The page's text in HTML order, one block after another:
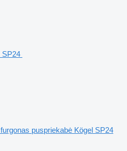
furgonas puspriekabė Kögel SP24